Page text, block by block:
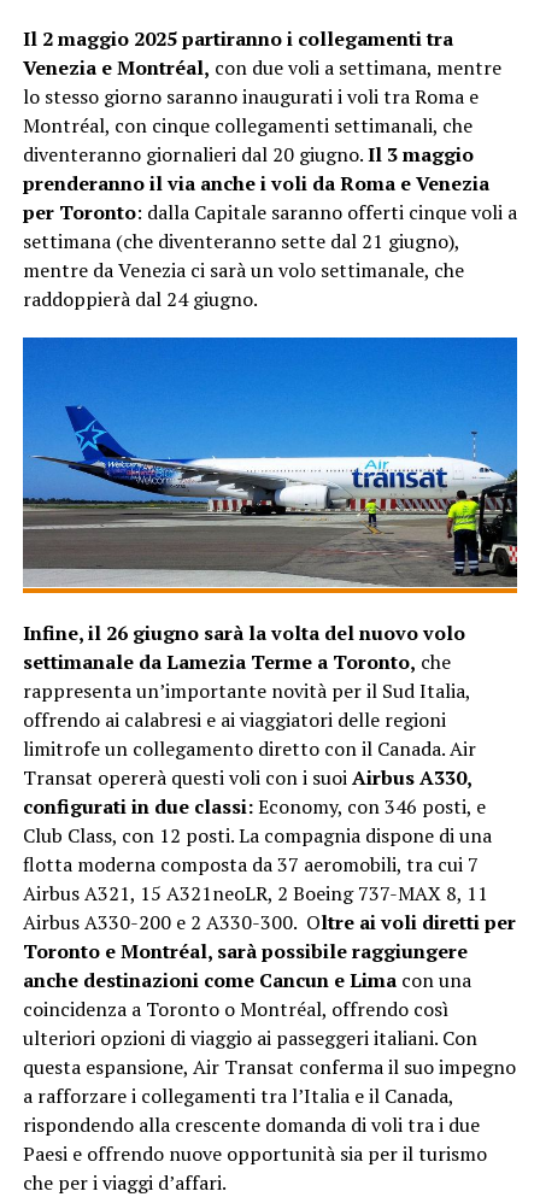
Il 2 maggio 2025 partiranno i collegamenti tra
Venezia e Montréal, con due voli a settimana, mentre
lo stesso giorno saranno inaugurati i voli tra Roma e
Montréal, con cinque collegamenti settimanali, che
diventeranno giornalieri dal 20 giugno.Il 3 maggio
prenderanno il via anche i voli da Roma e Venezia
per Toronto: dalla Capitale saranno offerti cinque voli a
settimana (che diventeranno sette dal 21 giugno),
mentre da Venezia ci sarà un volo settimanale, che
raddoppierà dal 24 giugno.
Infine, il 26 giugno sarà la volta del nuovo volo
settimanale da Lamezia Terme a Toronto, che
rappresenta un’importante novità per il Sud Italia,
offrendo ai calabresi e ai viaggiatori delle regioni
limitrofe un collegamento diretto con il Canada. Air
Transat opererà questi voli con i suoiAirbus A330,
configurati in due classi:Economy, con 346 posti, e
Club Class, con 12 posti. La compagnia dispone di una
flotta moderna composta da 37 aeromobili, tra cui 7
Airbus A321, 15 A321neoLR, 2 Boeing 737-MAX 8, 11
Airbus A330-200 e 2 A330-300. Oltre ai voli diretti per
Toronto e Montréal, sarà possibile raggiungere
anche destinazioni come Cancun e Limacon una
coincidenza a Toronto o Montréal, offrendo così
ulteriori opzioni di viaggio ai passeggeri italiani. Con
questa espansione, Air Transat conferma il suo impegno
a rafforzare i collegamenti tra l’Italia e il Canada,
rispondendo alla crescente domanda di voli tra i due
Paesi e offrendo nuove opportunità sia per il turismo
che per i viaggi d’affari.